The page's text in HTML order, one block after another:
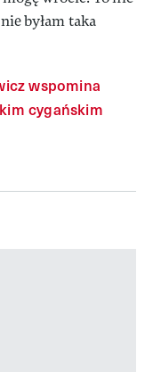
byłam taka
wspomina
cygańskim